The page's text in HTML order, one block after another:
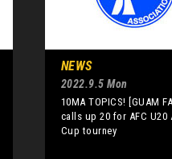
NEWS
2022.9.5 Mon
10MA TOPICS! [GUAM
calls up 20 for AFC U20
Cup tourney